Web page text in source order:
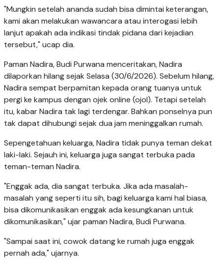
"Mungkin setelah ananda sudah bisa dimintai keterangan,
kami akan melakukan wawancara atau interogasi lebih
lanjut apakah ada indikasi tindak pidana dari kejadian
tersebut," ucap dia.
Paman Nadira, Budi Purwana menceritakan, Nadira
dilaporkan hilang sejak Selasa (30/6/2026). Sebelum hilang,
Nadira sempat berpamitan kepada orang tuanya untuk
pergi ke kampus dengan ojek online (ojol). Tetapi setelah
itu, kabar Nadira tak lagi terdengar. Bahkan ponselnya pun
tak dapat dihubungi sejak dua jam meninggalkan rumah.
Sepengetahuan keluarga, Nadira tidak punya teman dekat
laki-laki. Sejauh ini, keluarga juga sangat terbuka pada
teman-teman Nadira.
"Enggak ada, dia sangat terbuka. Jika ada masalah-
masalah yang seperti itu sih, bagi keluarga kami hal biasa,
bisa dikomunikasikan enggak ada kesungkanan untuk
dikomunikasikan," ujar paman Nadira, Budi Purwana.
"Sampai saat ini, cowok datang ke rumah juga enggak
pernah ada," ujarnya.